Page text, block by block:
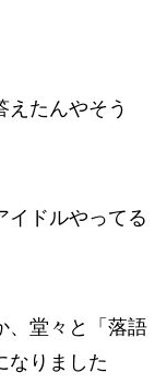
えたんやそう
ドルやってる
、堂々と「落語
なりました